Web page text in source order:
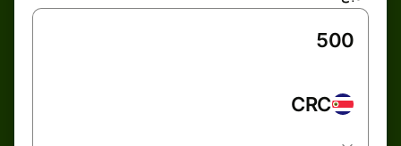
CRC